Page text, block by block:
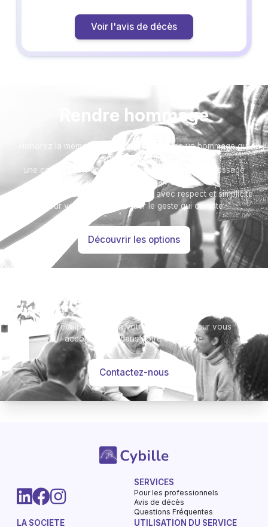
Mémorial
-
Voir l'avis de décès
Rendre hommage
Honorez la mémoire de votre proche avec un hommage qui
vous ressemble :
une composition florale, un arbre, ou encore un message
accompagné d'une photo.
Toutes nos options sont présentées avec respect et simplicité
pour vous aider à marquer le geste qui compte.
Découvrir les options
Notre équipe se tient à votre disposition pour vous
accompagner dans votre démarche.
Contactez-nous
SERVICES
Pour les professionnels
Avis de décès
Questions Fréquentes
LA SOCIETE UTILISATION DU SERVICE